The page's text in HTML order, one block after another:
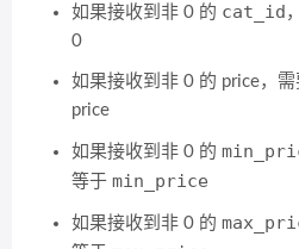
如果接收到非 0 的 cat_id
0
如果接收到非 0 的 price，
price
如果接收到非 0 的
等于 min_price
如果接收到非 0 的